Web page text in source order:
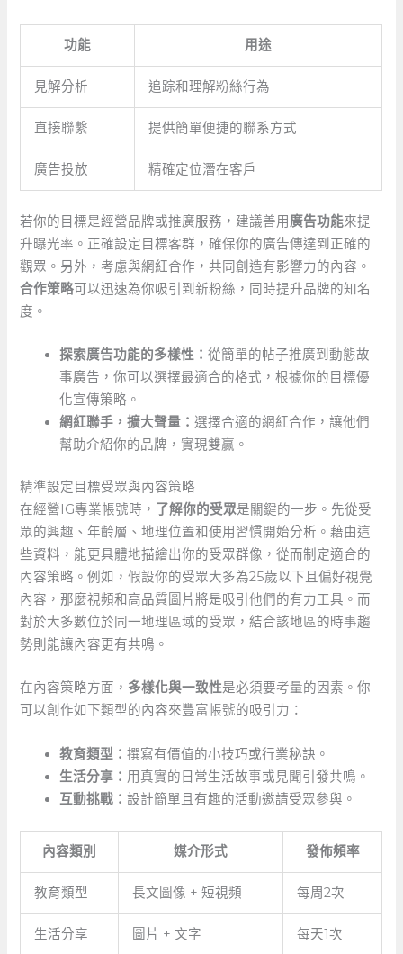
功能 用途
見解分析 追踪和理解粉絲行為
直接聯繫 提供簡單便捷的聯系方式
廣告投放 精確定位潛在客戶
若你的目標是經營品牌或推廣服務，建議善用 廣告功能來提
升曝光率。正確設定目標客群，確保你的廣告傳達到正確的
觀眾。另外，考慮與網紅合作，共同創造有影響力的內容。
合作策略可以迅速為你吸引到新粉絲，同時提升品牌的知名
度。
探索廣告功能的多樣性：從簡單的帖子推廣到動態故
事廣告，你可以選擇最適合的格式，根據你的目標優
化宣傳策略。
網紅聯手，擴大聲量：選擇合適的網紅合作，讓他們
幫助介紹你的品牌，實現雙贏。
精準設定目標受眾與內容策略
在經營IG專業帳號時， 了解你的受眾是關鍵的一步。先從受
眾的興趣、年齡層、地理位置和使用習慣開始分析。藉由這
些資料，能更具體地描繪出你的受眾群像，從而制定適合的
內容策略。例如，假設你的受眾大多為25歲以下且偏好視覺
內容，那麼視頻和高品質圖片將是吸引他們的有力工具。而
對於大多數位於同一地理區域的受眾，結合該地區的時事趨
勢則能讓內容更有共鳴。
在內容策略方面， 多樣化與一致性是必須要考量的因素。你
可以創作如下類型的內容來豐富帳號的吸引力：
教育類型：撰寫有價值的小技巧或行業秘訣。
生活分享： 用真實的日常生活故事或見聞引發共鳴。
互動挑戰：設計簡單且有趣的活動邀請受眾參與。
內容類別 媒介形式 發佈頻率
教育類型 長文圖像 + ⁣短視頻 每周2次
生活分享 圖片 + 文字 每天1次